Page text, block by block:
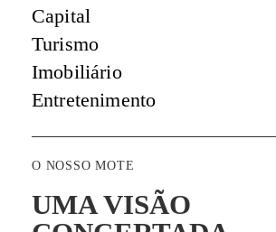
Capital
Turismo
Imobiliário
Entretenimento
O NOSSO MOTE
UMA VISÃO